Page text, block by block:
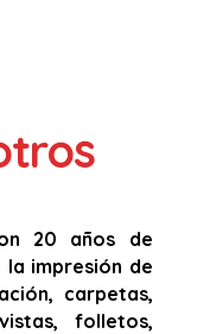
20 años de
la impresión de
carpetas,
folletos,